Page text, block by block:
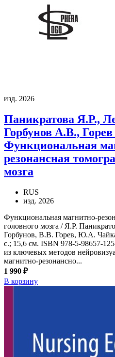
изд. 2026
Паникратова Я.Р.,
Горбунов А.В.,
Функциональная
резонансная
мозга
RUS
изд. 2026
Функциональная магнитно-
головного мозга / Я.Р.
Горбунов, В.В. Горев, Ю.А.
с.; 15,6 см. ISBN 978-5-98657-
из ключевых методов
магнитно-резонансно...
1 990 ₽
В корзину